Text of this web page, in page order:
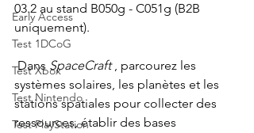
Early Access
Test 1DCoG
Test Xbox
Test Nintendo
Test PlayStation
03.2 au stand B050g - C051g (B2B
uniquement).
Dans SpaceCraft , parcourez les
systèmes solaires, les planètes et les
stations spatiales pour collecter des
ressources, établir des bases